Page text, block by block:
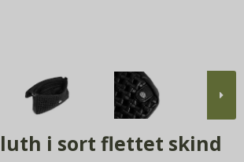
i sort flettet skind